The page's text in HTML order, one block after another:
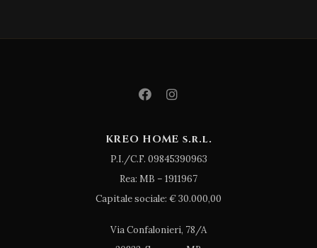
KREO HOME s.r.l.
P.I./C.F. 09845390963
Rea: MB – 1911967
Capitale sociale: € 30.000,00
Via Confalonieri, 78/A